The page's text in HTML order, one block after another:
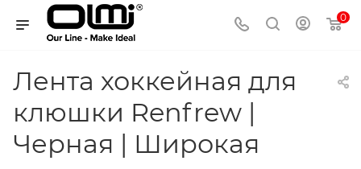
0
Лента хоккейная для
клюшки Renfrew |
Черная | Широкая